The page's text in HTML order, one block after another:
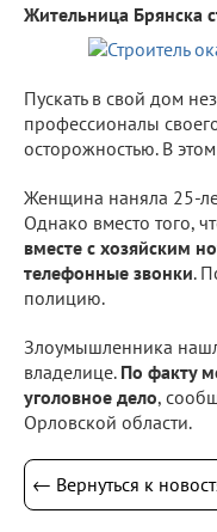
Жительница Брянска
Пускать в свой дом
профессионалы
осторожностью. В
Женщина наняла 25-
Однако вместо того,
вместе с хозяйским
телефонные звонки.
полицию.
Злоумышленника
владелице. По факту
уголовное дело,
Орловской области.
← Вернуться к